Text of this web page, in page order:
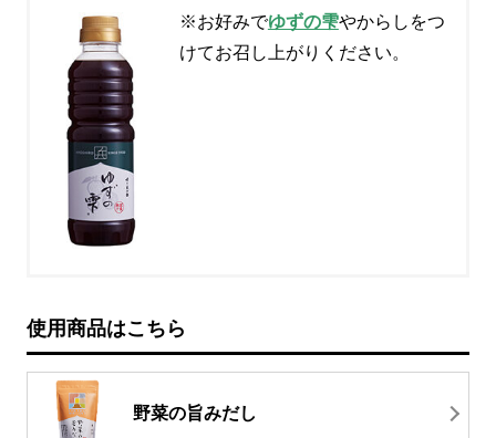
※お好みでゆずの雫やからしをつ
けてお召し上がりください。
使用商品はこちら
野菜の旨みだし